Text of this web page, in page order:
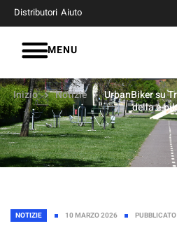
Distributori Aiuto
MENU
Inizio Notizie
UrbanBiker su
della e-
NOTIZIE 10 MARZO 2026